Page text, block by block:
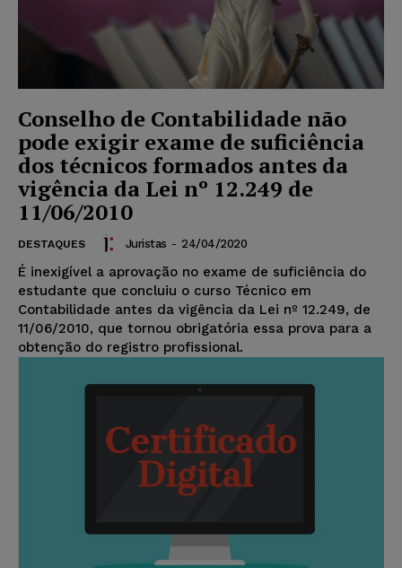
Conselho de Contabilidade não
pode exigir exame de suficiência
dos técnicos formados antes da
vigência da Lei nº 12.249 de
11/06/2010
DESTAQUES Juristas - 24/04/2020
É inexigível a aprovação no exame de suficiência do
estudante que concluiu o curso Técnico em
Contabilidade antes da vigência da Lei nº 12.249, de
11/06/2010, que tornou obrigatória essa prova para a
obtenção do registro profissional.